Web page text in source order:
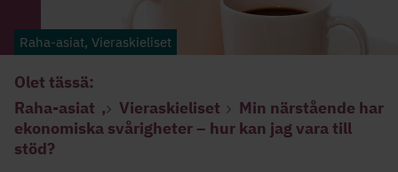
Raha-asiat, Vieraskieliset
Olet tässä:
Raha-asiat , Vieraskieliset
Min närstående har
ekonomiska svårigheter – hur kan jag vara till
stöd?